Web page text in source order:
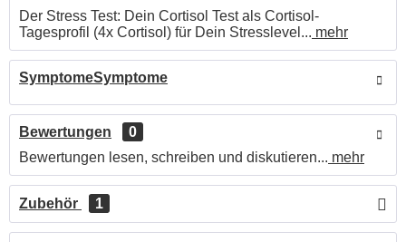
Der Stress Test: Dein Cortisol Test als Cortisol-
Tagesprofil (4x Cortisol) für Dein Stresslevel... mehr
SymptomeSymptome
Bewertungen
0
Bewertungen lesen, schreiben und diskutieren... mehr
Zubehör 1